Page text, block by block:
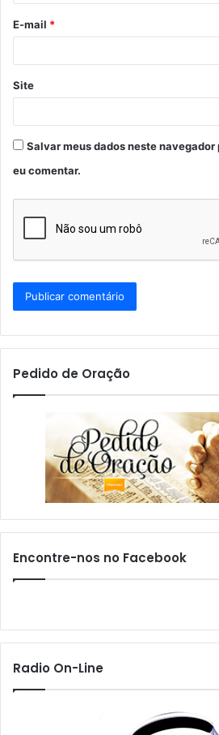
*
E-mail *
Site
Salvar meus dados neste navegador
eu comentar.
Pedido de Oração
Encontre-nos no Facebook
Radio On-Line